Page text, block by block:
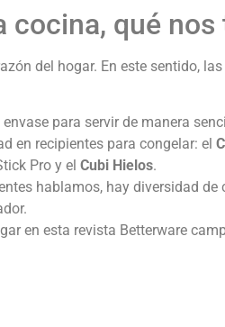
cocina, qué
del hogar. En este sentido,
para servir de manera
en recipientes para congelar: el
Pro y el Cubi Hielos.
hablamos, hay diversidad de
en esta revista Betterware